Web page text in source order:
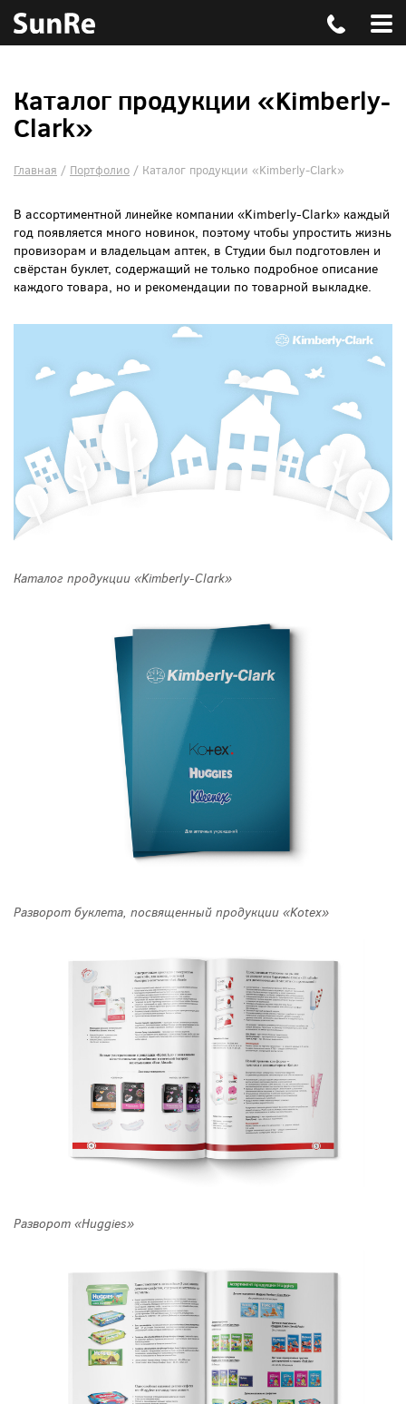
Каталог продукции «Kimberly-
Clark»
Главная / Портфолио / Каталог продукции «Kimberly-Clark»
В ассортиментной линейке компании «Kimberly-Clark» каждый
год появляется много новинок, поэтому чтобы упростить жизнь
провизорам и владельцам аптек, в Студии был подготовлен и
свёрстан буклет, содержащий не только подробное описание
каждого товара, но и рекомендации по товарной выкладке.
Каталог продукции «Kimberly-Clark»
Разворот буклета, посвященный продукции «Kotex»
Разворот «Huggies»